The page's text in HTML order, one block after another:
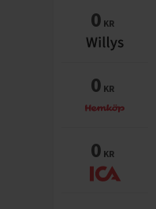
0 KR
0 KR
0 KR